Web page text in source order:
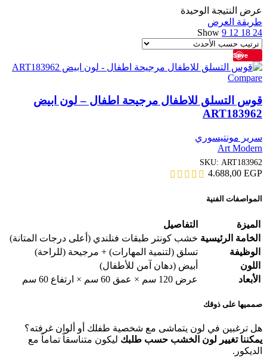
عرض النتيجة الوحيدة
طريقة العرض
Show 9 12 18 24
Save
Compare
قوس التسلق للاطفال مرجيحة اطفال – لون ابيض
ART183962
سرير مونتيسوري
Art Modern
SKU: ART183962
4.688,00 EGP
المواصفات الفنية
الميزة
التفاصيل
الخامة الرئيسية خشب كونتر طبقات فنلندي (أعلى درجات المتانة)
الوظيفة
تسلق (لتنمية المهارات) + مرجيحة (للراحة)
اللون
أبيض (دهان آمن للأطفال)
الأبعاد
عرض 120 سم × عمق 60 سم × ارتفاع 60 سم
صمميها على ذوقك
هل ترغبين في لون يتماشى مع شخصية طفلك أو ألوان غرفته؟
يمكننا تغيير لون الخشب حسب طلبك ليكون متناسقاً تماماً مع
الديكور.